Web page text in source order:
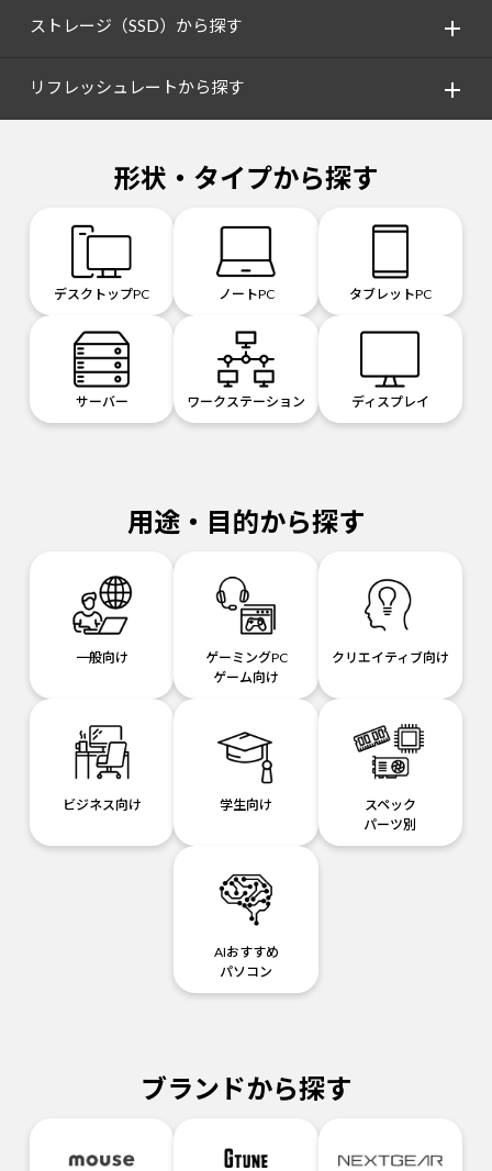
ストレージ（SSD）から探す
リフレッシュレートから探す
形状・タイプから探す
デスクトップPC ノートPC タブレットPC
サーバー ワークステーション ディスプレイ
用途・目的から探す
一般向け
ゲーミングPC
ゲーム向け
クリエイティブ向け
ビジネス向け 学生向け
スペック
パーツ別
AIおすすめ
パソコン
ブランドから探す